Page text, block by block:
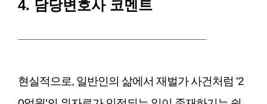
4. 담당변호사 코멘트
현실적으로, 일반인의 삶에서 재벌가 사건처럼 '2